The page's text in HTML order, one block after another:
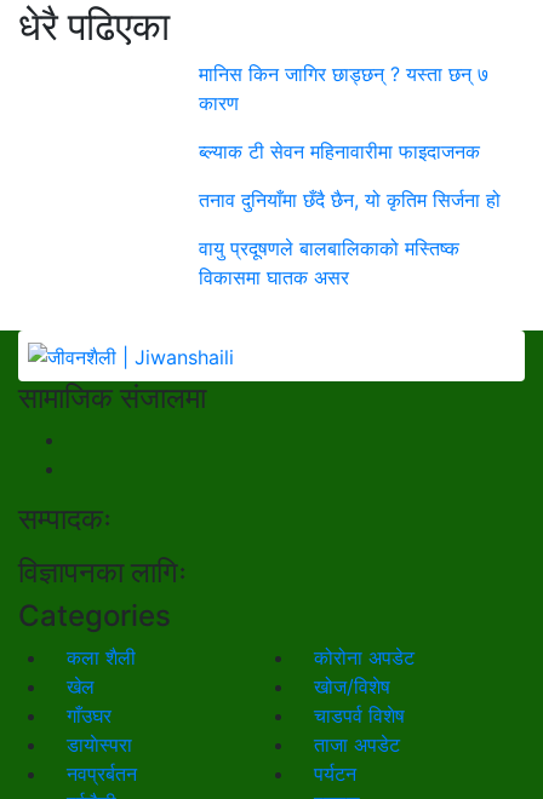
धेरै पढिएका
मानिस किन जागिर छाड्छन् ? यस्ता छन् ७
कारण
ब्ल्याक टी सेवन महिनावारीमा फाइदाजनक
तनाव दुनियाँमा छँदै छैन, यो कृतिम सिर्जना हो
वायु प्रदूषणले बालबालिकाको मस्तिष्क
विकासमा घातक असर
सामाजिक संजालमा
सम्पादकः
विज्ञापनका लागिः
Categories
कला शैली
कोरोना अपडेट
खेल
खोज/विशेष
गाँउघर
चाडपर्व विशेष
डायाेस्परा
ताजा अपडेट
नवप्रर्बतन
पर्यटन